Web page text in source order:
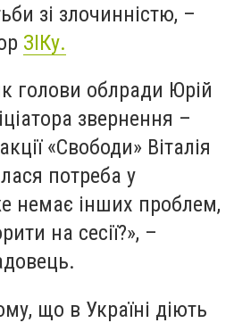
зі злочинністю, –
ЗІКу.
голови облради Юрій
звернення –
«Свободи» Віталія
потреба у
немає інших проблем,
на сесії?», –
що в Україні діють